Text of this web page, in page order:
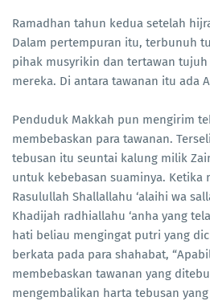
Ramadhan tahun kedua setelah
Dalam pertempuran itu, terbunuh
pihak musyrikin dan tertawan
mereka. Di antara tawanan itu ada
Penduduk Makkah pun mengirim
membebaskan para tawanan.
tebusan itu seuntai kalung milik
untuk kebebasan suaminya. Ketika
Rasulullah Shallallahu ‘alaihi wa
Khadijah radhiallahu ‘anha yang
hati beliau mengingat putri yang
berkata pada para shahabat,
membebaskan tawanan yang
mengembalikan harta tebusan